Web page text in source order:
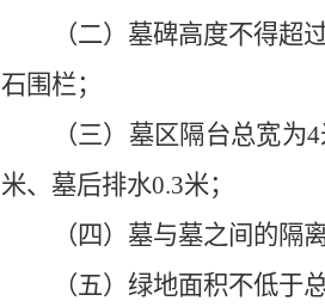
（二）墓碑高度不得超
石围栏；
（三） 墓区隔台总宽为4
米、墓后排水0.3米；
（四）墓与墓之间的隔
（五）绿地面积不低于